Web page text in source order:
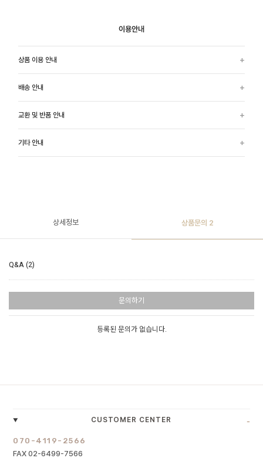
이용안내
상품 이용 안내
배송 안내
교환 및 반품 안내
기타 안내
상세정보 상품문의 2
Q&A (2)
문의하기
등록된 문의가 없습니다.
CUSTOMER CENTER -
070-4119-2566
FAX 02-6499-7566